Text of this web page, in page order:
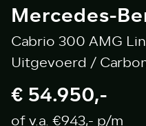
Mercedes-
Cabrio 300 AMG
Uitgevoerd /
€ 54.950,-
of v.a. €943,- p/m